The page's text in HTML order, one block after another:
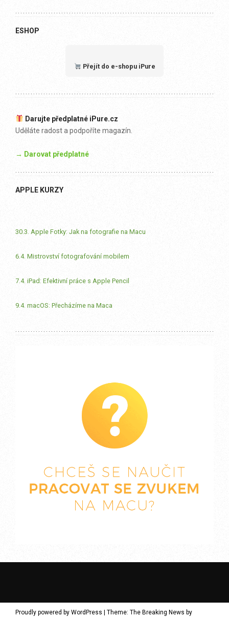
ESHOP
Přejít do e-shopu iPure
Darujte předplatné iPure.cz
Uděláte radost a podpoříte magazín.
→ Darovat předplatné
APPLE KURZY
30.3. Apple Fotky: Jak na fotografie na Macu
6.4. Mistrovství fotografování mobilem
7.4. iPad: Efektivní práce s Apple Pencil
9.4. macOS: Přecházíme na Maca
Proudly powered by WordPress
Theme: The Breaking News by